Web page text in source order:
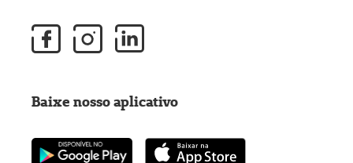
Baixe nosso aplicativo